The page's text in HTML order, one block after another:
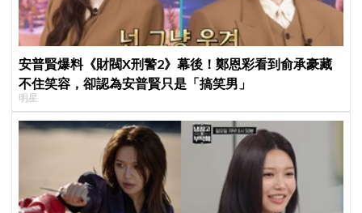
安普賢爆料《財閥X刑警2》幕後！鄭恩彩看到俞承豪藏
不住笑容，卻認為安普賢只是「搞笑男」
明星